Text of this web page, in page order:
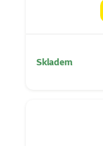
Skladem